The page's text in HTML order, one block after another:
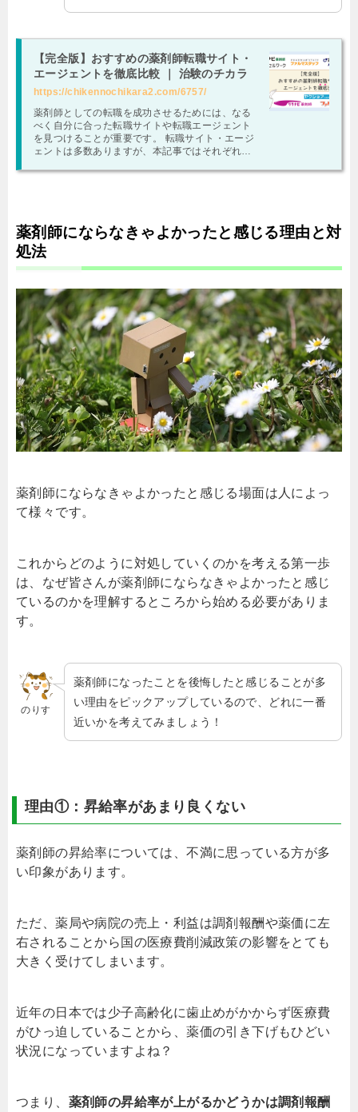
【完全版】おすすめの薬剤師転職サイト・
エージェントを徹底比較 ｜ 治験のチカラ
https://chikennochikara2.com/6757/
薬剤師としての転職を成功させるためには、なる
べく自分に合った転職サイトや転職エージェント
を見つけることが重要です。 転職サイト・エージ
ェントは多数ありますが、本記事ではそれぞれの
薬剤師にならなきゃよかったと感じる理由と対
処法
薬剤師にならなきゃよかったと感じる場面は人によっ
て様々です。
これからどのように対処していくのかを考える第一歩
は、なぜ皆さんが薬剤師にならなきゃよかったと感じ
ているのかを理解するところから始める必要がありま
す。
のりす
薬剤師になったことを後悔したと感じることが多
い理由をピックアップしているので、どれに一番
近いかを考えてみましょう！
理由①：昇給率があまり良くない
薬剤師の昇給率については、不満に思っている方が多
い印象があります。
ただ、薬局や病院の売上・利益は調剤報酬や薬価に左
右されることから国の医療費削減政策の影響をとても
大きく受けてしまいます。
近年の日本では少子高齢化に歯止めがかからず医療費
がひっ迫していることから、薬価の引き下げもひどい
状況になっていますよね？
つまり、 薬剤師の昇給率が上がるかどうかは調剤報酬